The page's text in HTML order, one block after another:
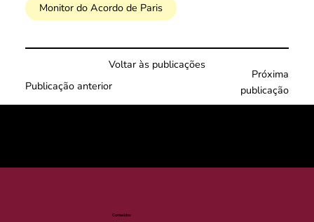
Monitor do Acordo de Paris
Voltar às publicações
Publicação anterior
Próxima
publicação
Conteúdos